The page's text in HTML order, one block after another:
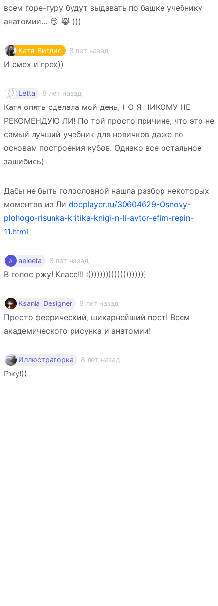
всем горе-гуру будут выдавать по башке учебнику
анатомии… 😏 😹 )))
Катя_Вигдис 8 лет назад
И смех и грех))
Letta 8 лет назад
Катя опять сделала мой день, НО Я НИКОМУ НЕ
РЕКОМЕНДУЮ ЛИ! По той просто причине, что это не
самый лучший учебник для новичков даже по
основам построения кубов. Однако все остальное
зашибись)
Дабы не быть голословной нашла разбор некоторых
моментов из Ли docplayer.ru/30604629-Osnovy-
plohogo-risunka-kritika-knigi-n-li-avtor-efim-repin-
11.html
aeleeta 8 лет назад
В голос ржу! Класс!!! :))))))))))))))))))))
Ksania_Designer 8 лет назад
Просто феерический, шикарнейший пост! Всем
академического рисунка и анатомии!
Иллюстраторка 8 лет назад
Ржу!))